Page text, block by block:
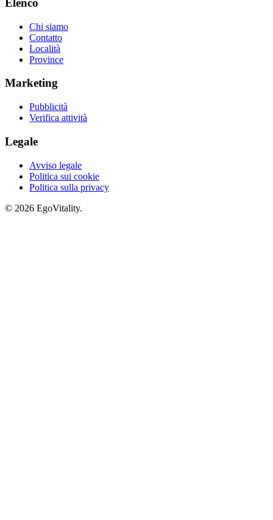
Elenco
Chi siamo
Contatto
Località
Province
Marketing
Pubblicità
Verifica attività
Legale
Avviso legale
Politica sui cookie
Politica sulla privacy
© 2026 EgoVitality.